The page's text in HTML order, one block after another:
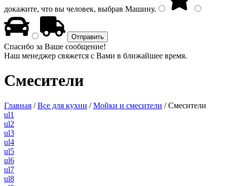
докажите, что вы человек, выбрав Машину.
Спасибо за Ваше сообщение!
Наш менеджер свяжется с Вами в ближайшее время.
Смесители
Главная /Все для кухни /Мойки и смесители /Смесители
ul1
ul2
ul3
ul4
ul5
ul6
ul7
ul8